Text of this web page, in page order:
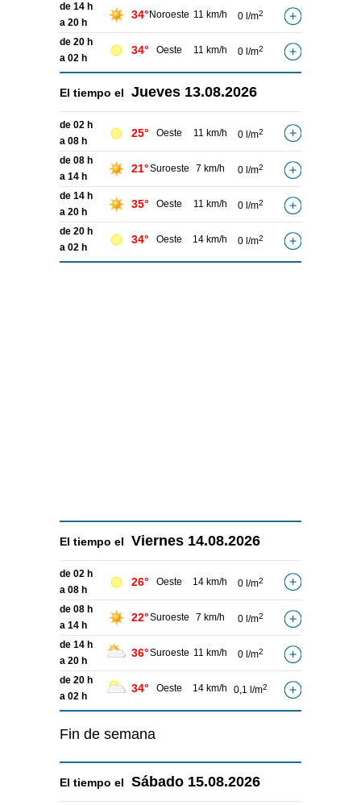
de 14 h
a 20 h
34° Noroeste 11 km/h 0 l/m2
de 20 h
a 02 h
34° Oeste 11 km/h 0 l/m2
El tiempo el Jueves 13.08.2026
de 02 h
a 08 h
25° Oeste 11 km/h 0 l/m2
de 08 h
a 14 h
21°Suroeste 7 km/h 0 l/m2
de 14 h
a 20 h
35° Oeste 11 km/h 0 l/m2
de 20 h
a 02 h
34° Oeste 14 km/h 0 l/m2
El tiempo el Viernes 14.08.2026
de 02 h
a 08 h
26° Oeste 14 km/h 0 l/m2
de 08 h
a 14 h
22°Suroeste 7 km/h 0 l/m2
de 14 h
a 20 h
36°Suroeste 11 km/h 0 l/m2
de 20 h
a 02 h
34° Oeste 14 km/h 0,1 l/m2
Fin de semana
El tiempo el Sábado 15.08.2026